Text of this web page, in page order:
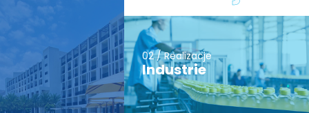
Projekte
02 / Realizacje
Industrie